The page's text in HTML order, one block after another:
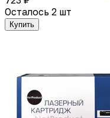
Осталось 2 шт
Купить